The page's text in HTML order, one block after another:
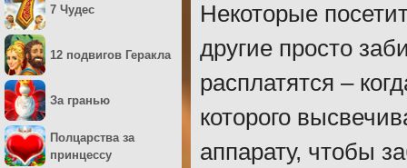
Некоторые
другие просто
расплатятся –
которого
аппарату, чтобы
7 Чудес
12 подвигов Геракла
За гранью
Полцарства за
принцессу